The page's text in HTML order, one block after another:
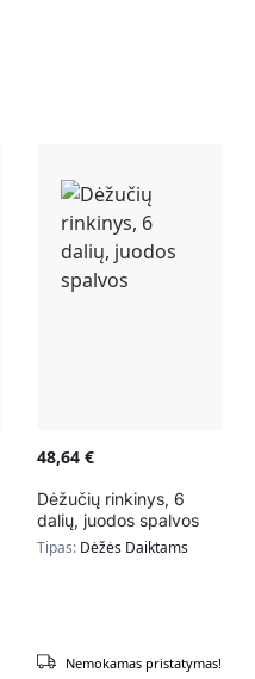
48,64€
Dėžučių rinkinys, 6
dalių, juodos spalvos
Tipas: Dėžės Daiktams
Nemokamas pristatymas!